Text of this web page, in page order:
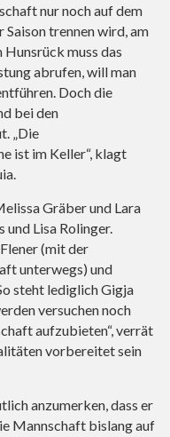
nur noch auf dem
Saison trennen wird, am
Hunsrück muss das
abrufen, will man
Doch die
bei den
„Die
ist im Keller“, klagt
Gräber und Lara
Lisa Rolinger.
(mit der
unterwegs) und
steht lediglich Gigja
versuchen noch
aufzubieten“, verrät
vorbereitet sein
anzumerken, dass er
Mannschaft bislang auf